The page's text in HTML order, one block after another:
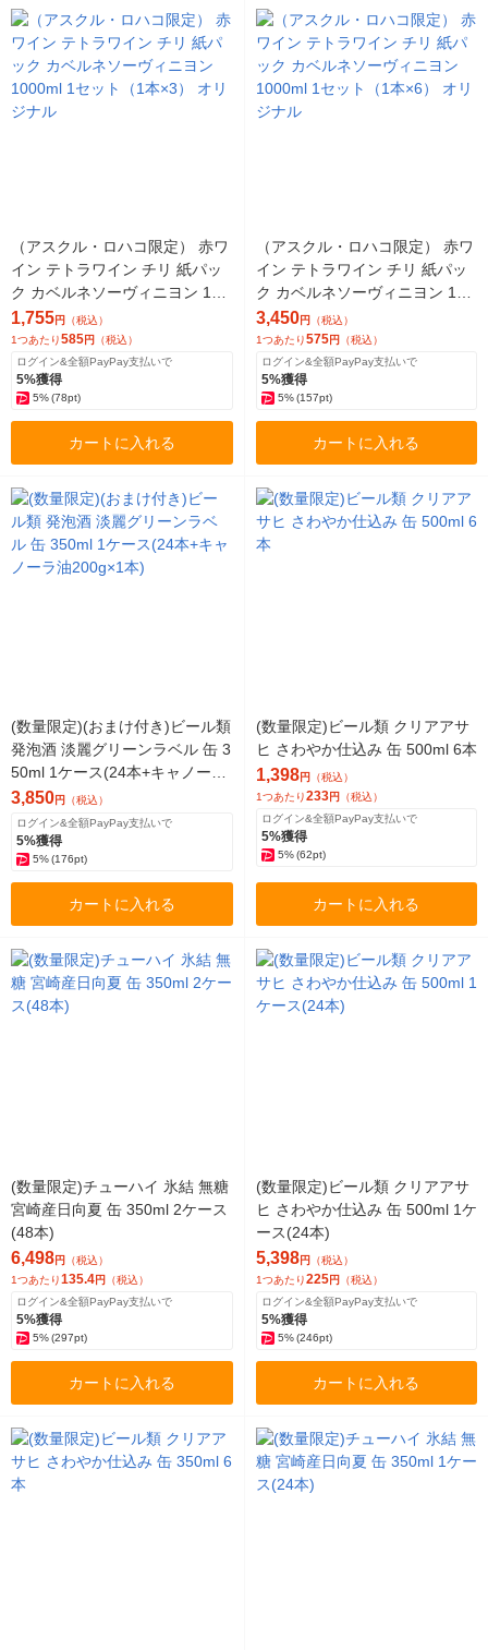
（アスクル・ロハコ限定） 赤ワ
イン テトラワイン チリ 紙パッ
ク カベルネソーヴィニヨン 100
0ml 1セット（1本×3） オリジナ
ル
1,755円 （税込）
1つあたり585円 （税込）
ログイン&全額PayPay支払いで
5%獲得
5%(78pt)
カートに入れる
（アスクル・ロハコ限定） 赤ワ
イン テトラワイン チリ 紙パッ
ク カベルネソーヴィニヨン 100
0ml 1セット（1本×6） オリジナ
ル
3,450円 （税込）
1つあたり575円 （税込）
ログイン&全額PayPay支払いで
5%獲得
5% (157pt)
カートに入れる
(数量限定)(おまけ付き)ビール類
発泡酒 淡麗グリーンラベル 缶 3
50ml 1ケース(24本+キャノーラ
油200g×1本)
3,850円 （税込）
ログイン&全額PayPay支払いで
5%獲得
5%(176pt)
カートに入れる
(数量限定)ビール類 クリアアサ
ヒ さわやか仕込み 缶 500ml 6本
1,398円 （税込）
1つあたり233円 （税込）
ログイン&全額PayPay支払いで
5%獲得
5% (62pt)
カートに入れる
(数量限定)チューハイ 氷結 無糖
宮崎産日向夏 缶 350ml 2ケース
(48本)
6,498円 （税込）
1つあたり135.4円 （税込）
ログイン&全額PayPay支払いで
5%獲得
5%(297pt)
カートに入れる
(数量限定)ビール類 クリアアサ
ヒ さわやか仕込み 缶 500ml 1ケ
ース(24本)
5,398円 （税込）
1つあたり225円 （税込）
ログイン&全額PayPay支払いで
5%獲得
5% (246pt)
カートに入れる